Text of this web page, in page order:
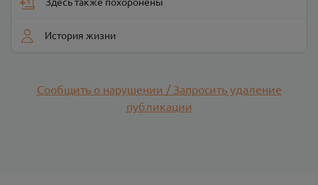
История жизни
Сообщить о нарушении / Запросить удаление
публикации